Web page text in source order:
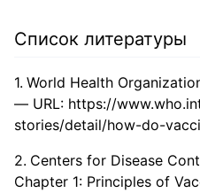
Список литературы
World Health
— URL: https://
stories/detail/how-do-
Centers for Disease
Chapter 1: Principles of